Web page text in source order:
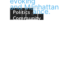
Politics
Community